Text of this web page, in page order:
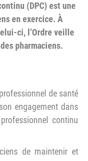
(DPC) est une
en exercice. À
ci, l’Ordre veille
pharmaciens.
de santé
engagement dans
continu
de maintenir et